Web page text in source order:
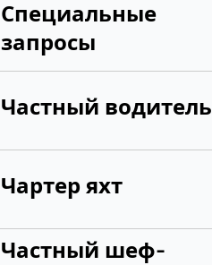
Специальные
запросы
Частный водитель
Чартер яхт
Частный шеф-